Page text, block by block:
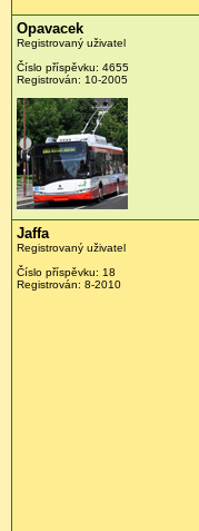
Opavacek
Registrovaný uživatel
Číslo příspěvku: 4655
Registrován: 10-2005
Jaffa
Registrovaný uživatel
Číslo příspěvku: 18
Registrován: 8-2010